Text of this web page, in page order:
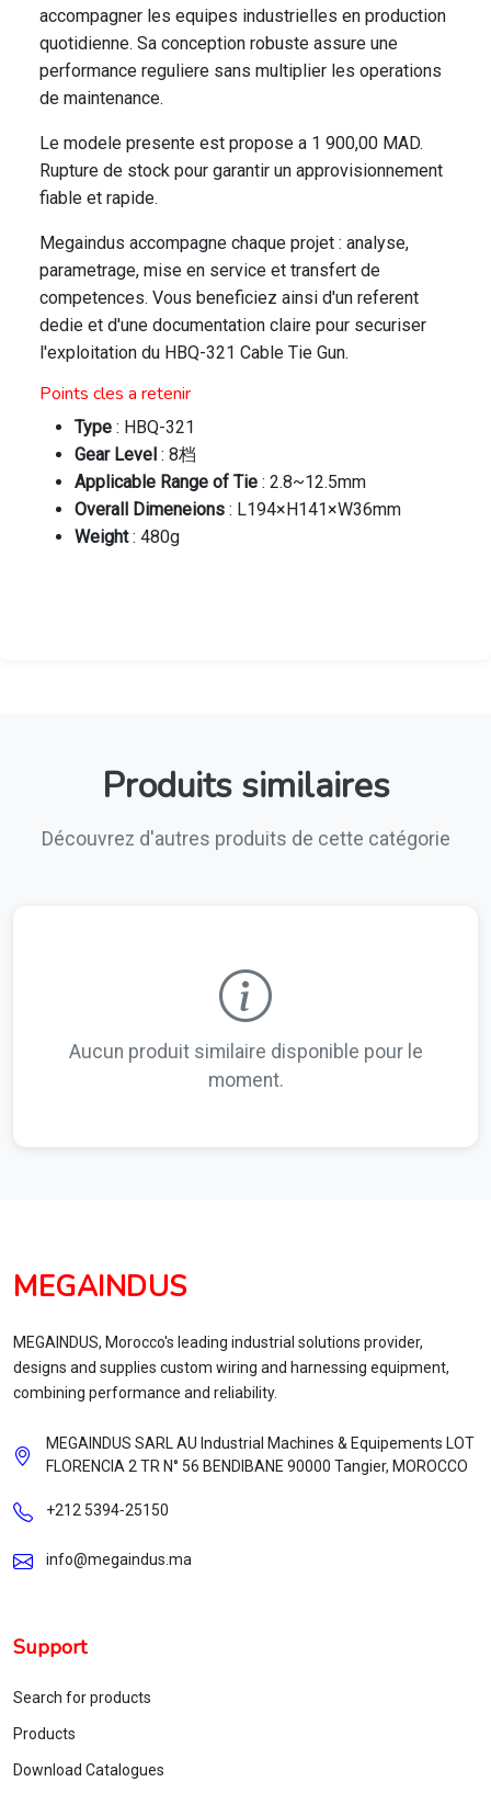
accompagner les equipes industrielles en production
quotidienne. Sa conception robuste assure une
performance reguliere sans multiplier les operations
de maintenance.
Le modele presente est propose a 1 900,00 MAD.
Rupture de stock pour garantir un approvisionnement
fiable et rapide.
Megaindus accompagne chaque projet : analyse,
parametrage, mise en service et transfert de
competences. Vous beneficiez ainsi d'un referent
dedie et d'une documentation claire pour securiser
l'exploitation du HBQ-321 Cable Tie Gun.
Points cles a retenir
Type : HBQ-321
Gear Level : 8档
Applicable Range of Tie : 2.8~12.5mm
Overall Dimeneions : L194×H141×W36mm
Weight: 480g
Produits similaires
Découvrez d'autres produits de cette catégorie
Aucun produit similaire disponible pour le
moment.
MEGAINDUS
MEGAINDUS, Morocco's leading industrial solutions provider,
designs and supplies custom wiring and harnessing equipment,
combining performance and reliability.
MEGAINDUS SARL AU Industrial Machines & Equipements LOT
FLORENCIA 2 TR N° 56 BENDIBANE 90000 Tangier, MOROCCO
+212 5394‑25150
info@megaindus.ma
Support
Search for products
Products
Download Catalogues